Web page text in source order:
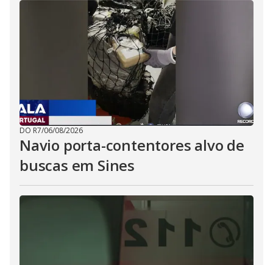
DO R7/06/08/2026
Navio porta-contentores alvo de
buscas em Sines